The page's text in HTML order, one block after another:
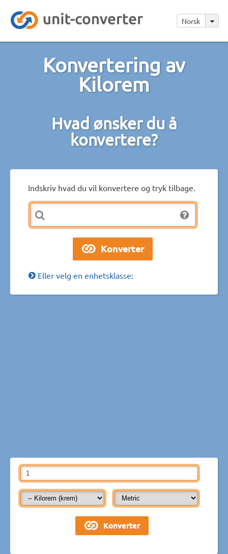
Norsk
Konvertering av
Kilorem
Hvad ønsker du å
konvertere?
Indskriv hvad du vil konvertere og tryk tilbage.
Eller velg en enhetsklasse: